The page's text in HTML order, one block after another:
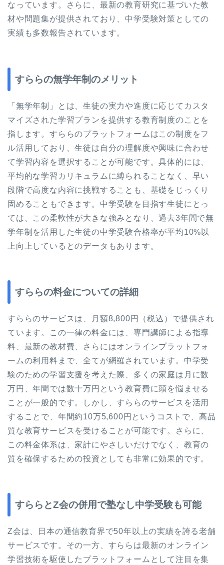
なっています。さらに、最新の教育研究に基づいた教
材や問題集が提供されており、中学受験対策としての
実績も多数報告されています。
すららの無学年制のメリット
「無学年制」とは、生徒の実力や進度に応じてカスタ
マイズされた学習プランを提供する教育制度のことを
指します。すららのプラットフォームはこの制度をフ
ル活用しており、生徒は自分の理解度や興味に合わせ
て学習内容を選択することが可能です。具体的には、
平均的な学習カリキュラムに縛られることなく、早い
段階で高度な内容に挑戦することも、基礎をじっくり
固めることもできます。中学受験を目指す生徒にとっ
ては、この柔軟性が大きな強みとなり、過去3年間で無
学年制を活用した生徒の中学受験合格率が平均10%以
上向上しているとのデータもあります。
すららの料金についての詳細
すららのサービスは、月額8,800円（税込）で提供され
ています。この一律の料金には、専門講師による指導
料、最新の教材費、さらにはオンラインプラットフォ
ームの利用料まで、全てが網羅されています。中学受
験のための学習支援を考えた際、多くの家庭は月に数
万円、年間では数十万円という教育費に頭を悩ませる
ことが一般的です。しかし、すららのサービスを活用
することで、年間約10万5,600円というコストで、高品
質な教育サービスを受けることが可能です。さらに、
この料金体系は、家計にやさしいだけでなく、教育の
質を確保するための投資としても非常に効果的です。
すららとZ会の併用で塾なし中学受験も可能
Z会は、日本の通信教育界で50年以上の実績を誇る老舗
サービスです。その一方、すららは最新のオンライン
学習技術を駆使したプラットフォームとして注目を集